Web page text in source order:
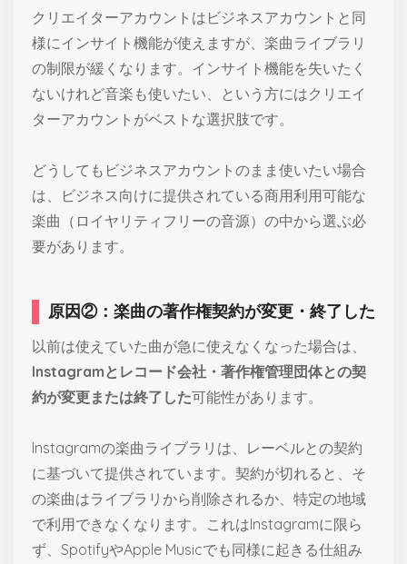
クリエイターアカウントはビジネスアカウントと同
様にインサイト機能が使えますが、楽曲ライブラリ
の制限が緩くなります。インサイト機能を失いたく
ないけれど音楽も使いたい、という方にはクリエイ
ターアカウントがベストな選択肢です。
どうしてもビジネスアカウントのまま使いたい場合
は、ビジネス向けに提供されている商用利用可能な
楽曲（ロイヤリティフリーの音源）の中から選ぶ必
要があります。
原因②：楽曲の著作権契約が変更・終了した
以前は使えていた曲が急に使えなくなった場合は、
Instagramとレコード会社・著作権管理団体との契
約が変更または終了した可能性があります。
Instagramの楽曲ライブラリは、レーベルとの契約
に基づいて提供されています。契約が切れると、そ
の楽曲はライブラリから削除されるか、特定の地域
で利用できなくなります。これはInstagramに限ら
ず、SpotifyやApple Musicでも同様に起きる仕組み